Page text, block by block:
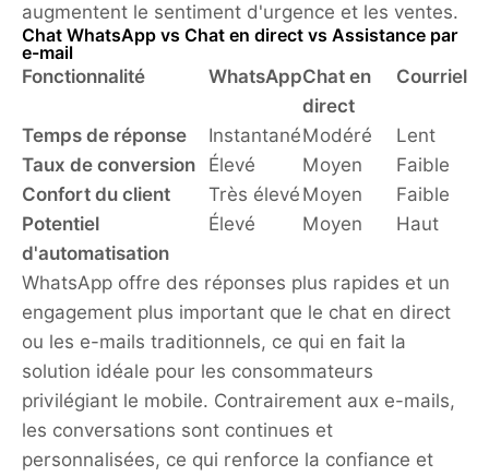
augmentent le sentiment d'urgence et les ventes.
Chat WhatsApp vs Chat en direct vs Assistance par
e-mail
Fonctionnalité WhatsAppChat en
direct
Courriel
Temps de réponse InstantanéModéré
Lent
Taux de conversion
Élevé Moyen
Faible
Confort du client
Très élevé Moyen
Faible
Potentiel
d'automatisation
Élevé Moyen Haut
WhatsApp offre des réponses plus rapides et un
engagement plus important que le chat en direct
ou les e-mails traditionnels, ce qui en fait la
solution idéale pour les consommateurs
privilégiant le mobile. Contrairement aux e-mails,
les conversations sont continues et
personnalisées, ce qui renforce la confiance et